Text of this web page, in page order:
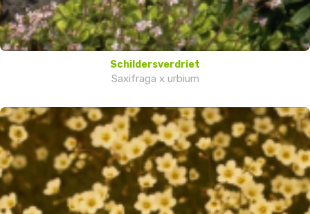
Schildersverdriet
Saxifraga x urbium